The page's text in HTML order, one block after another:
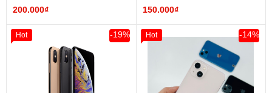
200.000₫
150.000₫
-19%
Hot -14%
Hot